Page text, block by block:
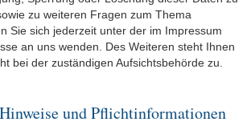
zu weiteren Fragen zum Thema
Sie sich jederzeit unter der im Impressum
an uns wenden. Des Weiteren steht Ihnen
bei der zuständigen Aufsichtsbehörde zu.
und Pflichtinformationen